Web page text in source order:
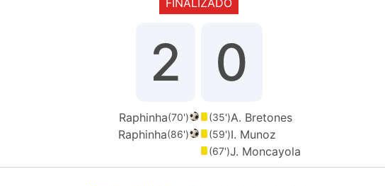
FINALIZADO
2 0
Raphinha(70')
Raphinha(86')
(35')A. Bretones
(59')I. Munoz
(67')J. Moncayola